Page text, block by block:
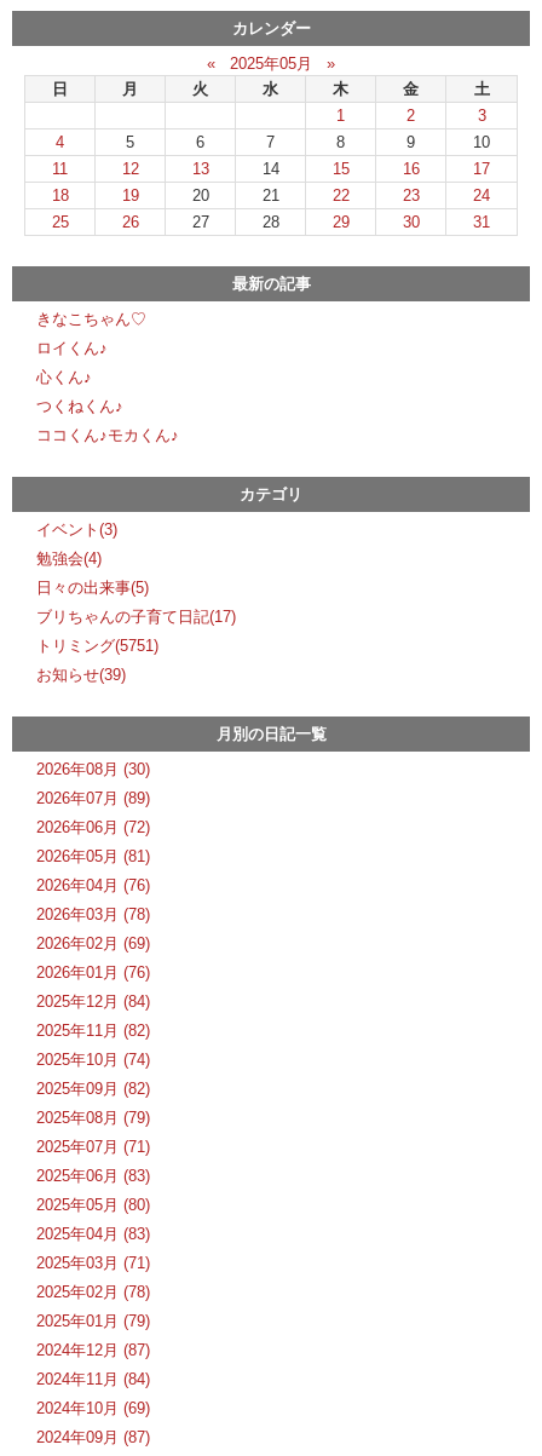
カレンダー
«
2025年05月
»
日
月 火 水 木 金
土
1
2
3
4
5 6 7 8 9
10
11
12 13 14 15 16
17
18
19 20 21 22 23
24
25
26 27 28 29 30 31
最新の記事
きなこちゃん♡
ロイくん♪
心くん♪
つくねくん♪
ココくん♪モカくん♪
カテゴリ
イベント(3)
勉強会(4)
日々の出来事(5)
ブリちゃんの子育て日記(17)
トリミング(5751)
お知らせ(39)
月別の日記一覧
2026年08月 (30)
2026年07月 (89)
2026年06月 (72)
2026年05月 (81)
2026年04月 (76)
2026年03月 (78)
2026年02月 (69)
2026年01月 (76)
2025年12月 (84)
2025年11月 (82)
2025年10月 (74)
2025年09月 (82)
2025年08月 (79)
2025年07月 (71)
2025年06月 (83)
2025年05月 (80)
2025年04月 (83)
2025年03月 (71)
2025年02月 (78)
2025年01月 (79)
2024年12月 (87)
2024年11月 (84)
2024年10月 (69)
2024年09月 (87)